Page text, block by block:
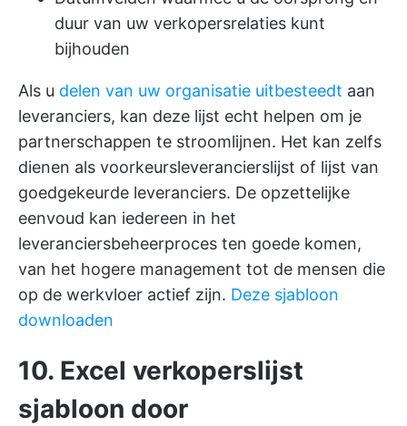
duur van uw verkopersrelaties kunt
bijhouden
Als u delen van uw organisatie uitbesteedt aan
leveranciers, kan deze lijst echt helpen om je
partnerschappen te stroomlijnen. Het kan zelfs
dienen als voorkeursleverancierslijst of lijst van
goedgekeurde leveranciers. De opzettelijke
eenvoud kan iedereen in het
leveranciersbeheerproces ten goede komen,
van het hogere management tot de mensen die
op de werkvloer actief zijn. Deze sjabloon
downloaden
10. Excel verkoperslijst
sjabloon door